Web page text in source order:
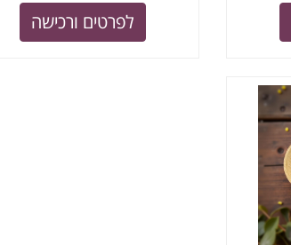
לפרטים ורכישה